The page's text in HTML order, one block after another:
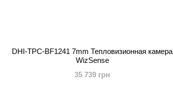
DHI-TPC-BF1241 7mm Тепловизионная камера
WizSense
35 739 грн